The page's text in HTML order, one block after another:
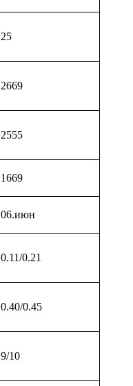
25
2669
2555
1669
06.июн
0.11/0.21
0.40/0.45
9/10